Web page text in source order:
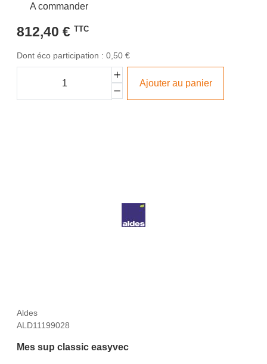
A commander
812,40 € TTC
Dont éco participation : 0,50 €
Ajouter au panier
Aldes
ALD11199028
Mes sup classic easyvec